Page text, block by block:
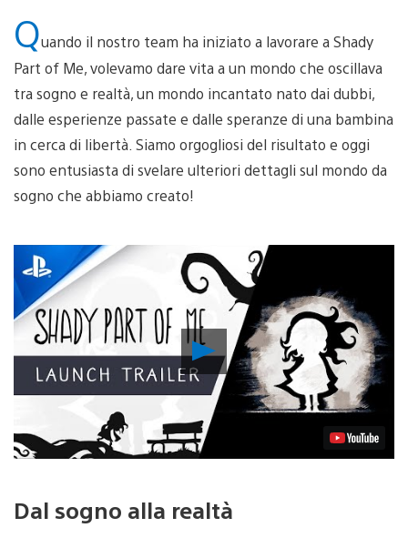
Quando il nostro team ha iniziato a lavorare a Shady
Part of Me, volevamo dare vita a un mondo che oscillava
tra sogno e realtà, un mondo incantato nato dai dubbi,
dalle esperienze passate e dalle speranze di una bambina
in cerca di libertà. Siamo orgogliosi del risultato e oggi
sono entusiasta di svelare ulteriori dettagli sul mondo da
sogno che abbiamo creato!
Riproduci
video
Dal sogno alla realtà